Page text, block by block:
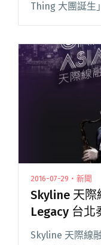
Thing 大團誕生
團非賣品，即
"跳脫單一感官
2016-07-29・新聞
Skyline 天
Legacy 台北
Skyline 天際線